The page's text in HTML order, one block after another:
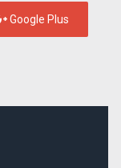
Google Plus